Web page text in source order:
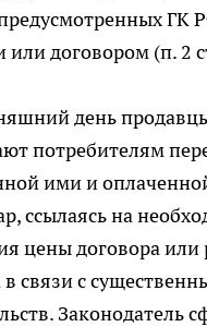
ГК
или договором (п. 2
день
потребителям
ими и
ссылаясь на
цены договора или
в связи с
Законодатель